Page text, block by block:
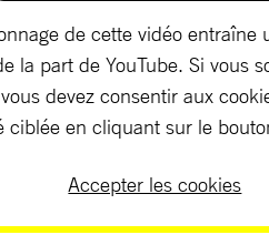
de cette vidéo entraîne
la part de YouTube. Si vous
devez consentir aux
ciblée en cliquant sur le
Accepter les cookies